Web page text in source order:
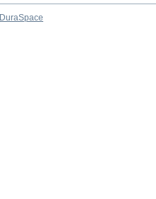
DuraSpace